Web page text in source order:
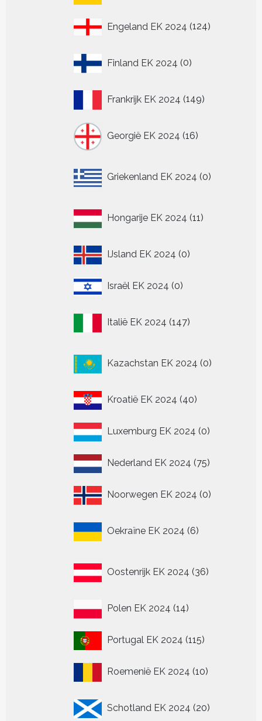
Engeland EK 2024 124124
Finland EK 2024 0
producten
Frankrijk EK 2024 149149
Georgië EK 2024 16
producten
Griekenland EK 2024 0
producten
Hongarije EK 2024 11
producten
IJsland EK 2024 00
Israël EK 2024 00
Italië EK 2024 147
producten
Kazachstan EK 2024 0
producten
Kroatië EK 2024 4040
Luxemburg EK 2024 00
Nederland EK 2024 7575
Noorwegen EK 2024 00
Oekraïne EK 2024 6
producten
Oostenrijk EK 2024 36
producten
Polen EK 2024 1414
Portugal EK 2024 115115
Roemenië EK 2024 1010
Schotland EK 2024 20
producten